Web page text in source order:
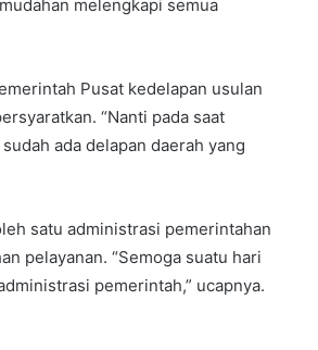
melengkapi semua
Pusat kedelapan usulan
“Nanti pada saat
ada delapan daerah yang
satu administrasi pemerintahan
pelayanan. “Semoga suatu hari
pemerintah,” ucapnya.